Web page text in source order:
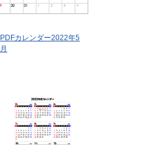
PDFカレンダー2022年5
月